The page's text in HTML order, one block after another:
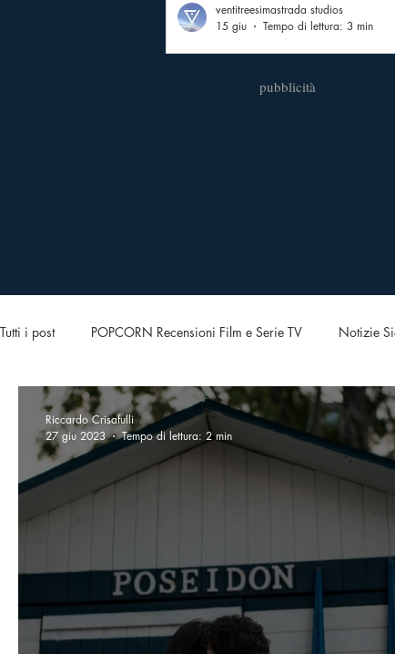
ventitreesimastrada studios
15 giu
Tempo di lettura: 3 min
pubblicità
Tutti i post POPCORN Recensioni Film e Serie TV Notizie
Riccardo Crisafulli
27 giu 2023
Tempo di lettura: 2 min